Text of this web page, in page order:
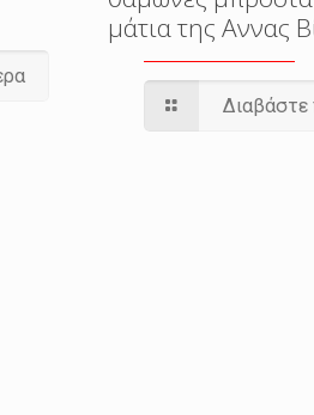
μάτια της Αννας
Διαβάστε